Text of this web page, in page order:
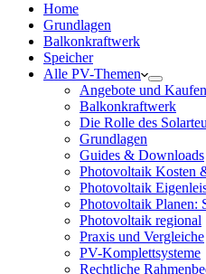
Home
Grundlagen
Balkonkraftwerk
Speicher
Alle PV-Themen
Angebote und
Balkonkraftwerk
Die Rolle des
Grundlagen
Guides & Downloads
Photovoltaik Kosten
Photovoltaik
Photovoltaik Planen:
Photovoltaik regional
Praxis und Vergleiche
PV-Komplettsysteme
Rechtliche